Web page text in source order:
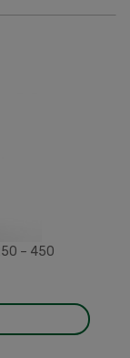
– 450